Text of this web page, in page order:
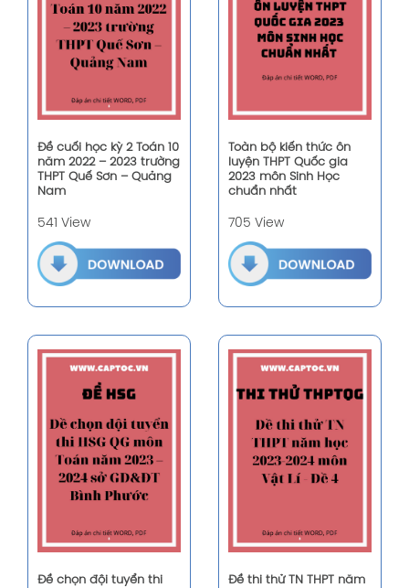
Đề cuối học kỳ 2 Toán 10
năm 2022 – 2023 trường
THPT Quế Sơn – Quảng
Nam
541 View
Toàn bộ kiến thức ôn
luyện THPT Quốc gia
2023 môn Sinh Học
chuẩn nhất
705 View
Đề chọn đội tuyển thi
Đề thi thử TN THPT năm